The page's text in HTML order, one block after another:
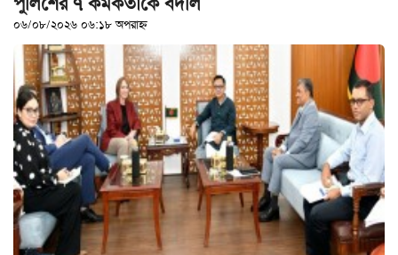
খেলাধুলা
বিনোদন
এক্সক্লুসিভ
শিক্ষাঙ্গন
অর্থনীতি
মতামত
অন্যান্য
০৬/০৮/২০২৬ ০৬:১৮ অপরাহ্ন